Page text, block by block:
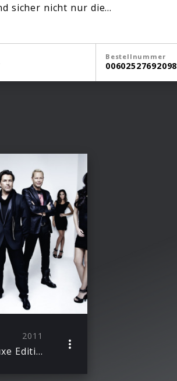
sicher nicht nur die…
Bestellnummer
00602527692098
2011
Gigolo (Deluxe Edition)